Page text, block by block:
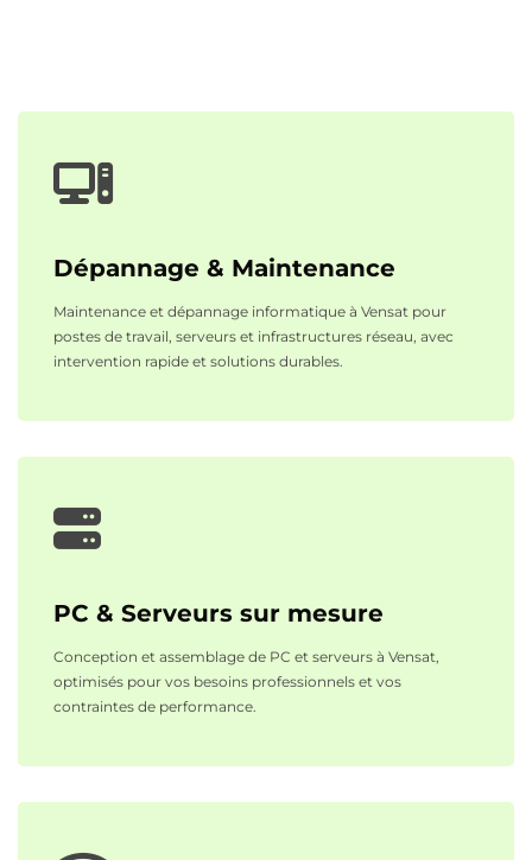
Dépannage & Maintenance
Maintenance et dépannage informatique à Vensat pour
postes de travail, serveurs et infrastructures réseau, avec
intervention rapide et solutions durables.
PC & Serveurs sur mesure
Conception et assemblage de PC et serveurs à Vensat,
optimisés pour vos besoins professionnels et vos
contraintes de performance.